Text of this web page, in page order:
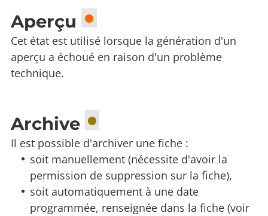
Aperçu
Cet état est utilisé lorsque la génération d'un
aperçu a échoué en raison d'un problème
technique.
Archive
Il est possible d'archiver une fiche :
soit manuellement (nécessite d'avoir la
permission de suppression sur la fiche),
soit automatiquement à une date
programmée, renseignée dans la fiche (voir